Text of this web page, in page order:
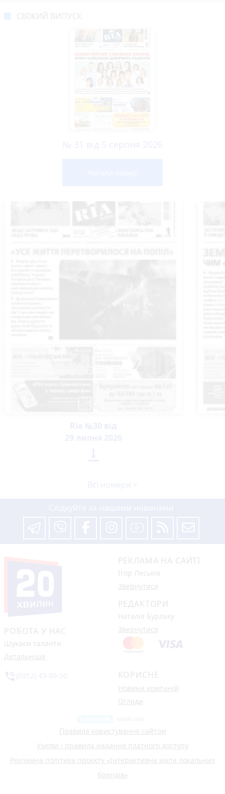
РОБОТА У НАС
Шукаєм таланти
Детальніше
РЕКЛАМА НА САЙТІ
Ігор Леськів
Звернутися
РЕДАКТОРИ
Наталія Бурлаку
Звернутися
КОРИСНЕ
Новини компаній
Огляди
Правила користування сайтом
Умови і правила надання платного доступу
Рекламна політика проєкту «Інтерактивна мапа локальних
брендів»